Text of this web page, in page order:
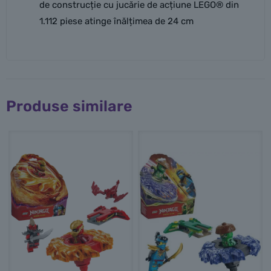
de construcție cu jucărie de acțiune LEGO® din
1.112 piese atinge înălțimea de 24 cm
Produse similare